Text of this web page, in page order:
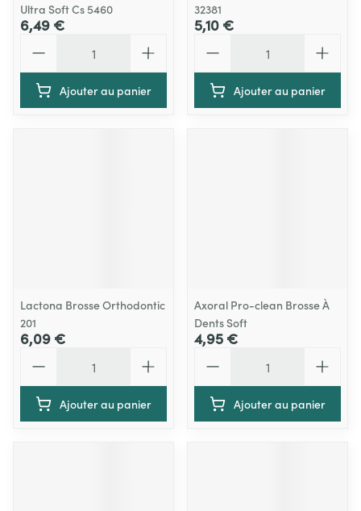
Ultra Soft Cs 5460
6,49 €
Ajouter au panier
32381
5,10 €
Ajouter au panier
Lactona Brosse Orthodontic
201
6,09 €
Ajouter au panier
Axoral Pro-clean Brosse À
Dents Soft
4,95 €
Ajouter au panier